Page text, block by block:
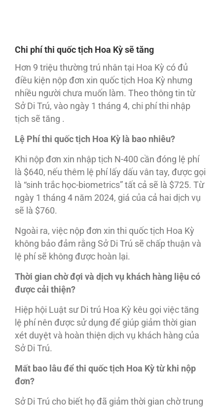
Chi phí thi quốc tịch Hoa Kỳ sẽ tăng
Hơn 9 triệu thường trú nhân tại Hoa Kỳ có đủ
điều kiện nộp đơn xin quốc tịch Hoa Kỳ nhưng
nhiều người chưa muốn làm. Theo thông tin từ
Sở Di Trú, vào ngày 1 tháng 4, chi phí thi nhập
tịch sẽ tăng .
Lệ Phí thi quốc tịch Hoa Kỳ là bao nhiêu?
Khi nộp đơn xin nhập tịch N-400 cần đóng lệ phí
là $640, nếu thêm lệ phí lấy dấu vân tay, được gọi
là “sinh trắc học-biometrics” tất cả sẽ là $725. Từ
ngày 1 tháng 4 năm 2024, giá của cả hai dịch vụ
sẽ là $760.
Ngoài ra, việc nộp đơn xin thi quốc tịch Hoa Kỳ
không bảo đảm rằng Sở Di Trú sẽ chấp thuận và
lệ phí sẽ không được hoàn lại.
Thời gian chờ đợi và dịch vụ khách hàng liệu có
được cải thiện?
Hiệp hội Luật sư Di trú Hoa Kỳ kêu gọi việc tăng
lệ phí nên được sử dụng để giúp giảm thời gian
xét duyệt và hoàn thiện dịch vụ khách hàng của
Sở Di Trú.
Mất bao lâu để thi quốc tịch Hoa Kỳ từ khi nộp
đơn?
Sở Di Trú cho biết họ đã giảm thời gian chờ trung